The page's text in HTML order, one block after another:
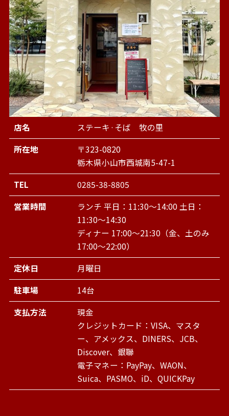
店名
ステーキ·そば 牧の里
所在地
〒323-0820
栃木県小山市西城南5-47-1
TEL
0285-38-8805
営業時間
ランチ 平日：11:30～14:00 土日：
11:30～14:30
ディナー 17:00～21:30（金、土のみ
17:00～22:00）
定休日
月曜日
駐車場
14台
支払方法
現金
クレジットカード：VISA、マスタ
ー、アメックス、DINERS、JCB、
Discover、銀聯
電子マネー：PayPay、WAON、
Suica、PASMO、iD、QUICKPay